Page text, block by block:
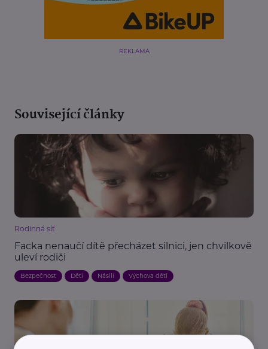
REKLAMA
Související články
Rodinná síť
Facka nenaučí dítě přecházet silnici, jen chvilkově
uleví rodiči
Bezpečnost Děti Násilí Výchova dětí